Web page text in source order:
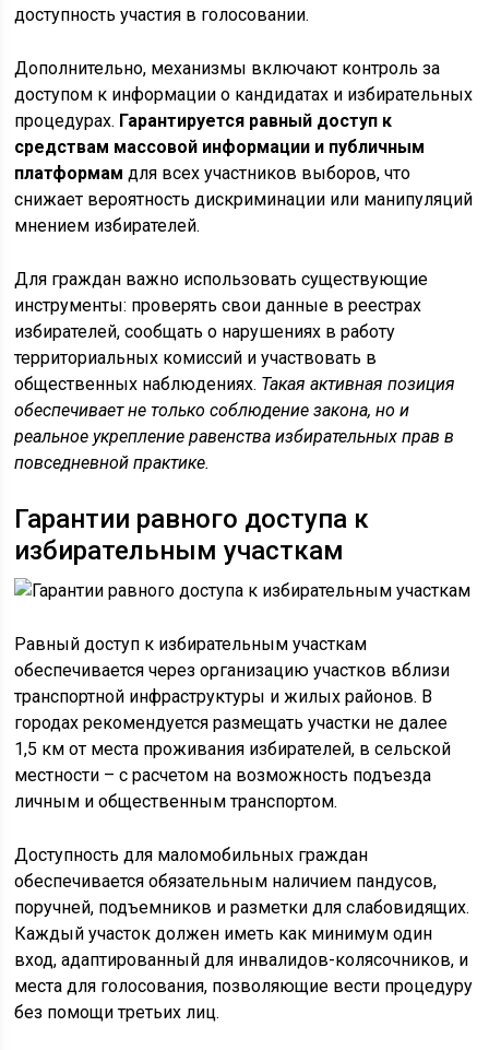
доступность участия в голосовании.
Дополнительно, механизмы включают контроль за
доступом к информации о кандидатах и избирательных
процедурах. Гарантируется равный доступ к
средствам массовой информации и публичным
платформам для всех участников выборов, что
снижает вероятность дискриминации или манипуляций
мнением избирателей.
Для граждан важно использовать существующие
инструменты: проверять свои данные в реестрах
избирателей, сообщать о нарушениях в работу
территориальных комиссий и участвовать в
общественных наблюдениях. Такая активная позиция
обеспечивает не только соблюдение закона, но и
реальное укрепление равенства избирательных прав в
повседневной практике.
Гарантии равного доступа к
избирательным участкам
Равный доступ к избирательным участкам
обеспечивается через организацию участков вблизи
транспортной инфраструктуры и жилых районов. В
городах рекомендуется размещать участки не далее
1,5 км от места проживания избирателей, в сельской
местности – с расчетом на возможность подъезда
личным и общественным транспортом.
Доступность для маломобильных граждан
обеспечивается обязательным наличием пандусов,
поручней, подъемников и разметки для слабовидящих.
Каждый участок должен иметь как минимум один
вход, адаптированный для инвалидов-колясочников, и
места для голосования, позволяющие вести процедуру
без помощи третьих лиц.